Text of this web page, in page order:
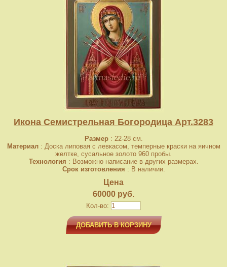
Икона Семистрельная Богородица Арт.3283
Размер: 22-28 см.
Материал: Доска липовая с левкасом, темперные краски на яичном
желтке, сусальное золото 960 пробы.
Технология : Возможно написание в других размерах.
Срок изготовления : В наличии.
Цена
60000 руб.
Кол-во:
ДОБАВИТЬ В КОРЗИНУ